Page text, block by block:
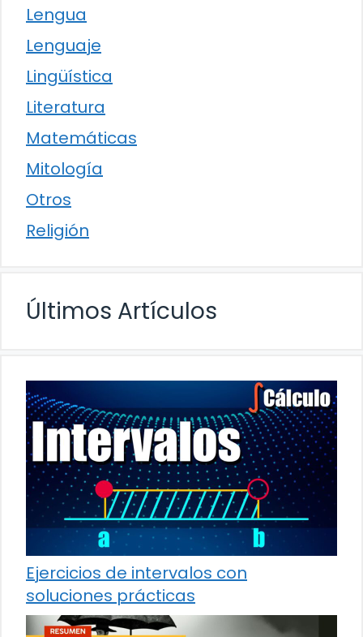
Lengua
Lenguaje
Lingüística
Literatura
Matemáticas
Mitología
Otros
Religión
Últimos Artículos
Ejercicios de intervalos con
soluciones prácticas